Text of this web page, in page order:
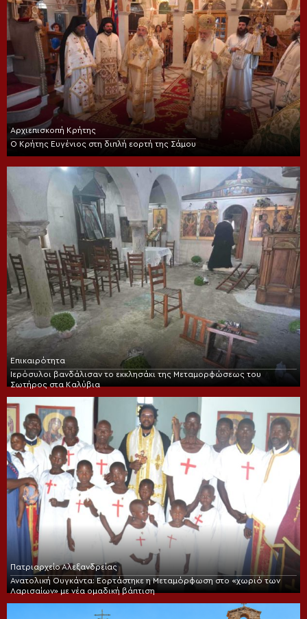
Αρχιεπισκοπή Κρήτης
Ο Κρήτης Ευγένιος στη διπλή εορτή της Σάμου
Επικαιρότητα
Ιερόσυλοι βανδάλισαν το εκκλησάκι της Μεταμορφώσεως του
Σωτήρος στα Καλύβια
Πατριαρχείο Αλεξανδρείας
Ανατολική Ουγκάντα: Εορτάστηκε η Μεταμόρφωση στο «χωριό των
Λαρισαίων» με νέα ομαδική βάπτιση